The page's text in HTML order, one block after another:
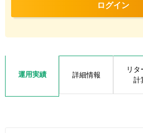
ログイン
運用実績 詳細情報
リタ
計